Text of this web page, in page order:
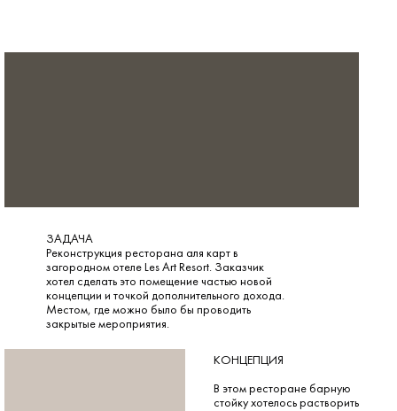
ЗАДАЧА
Реконструкция ресторана аля карт в
загородном отеле Les Art Resort. Заказчик
хотел сделать это помещение частью новой
концепции и точкой дополнительного дохода.
Местом, где можно было бы проводить
закрытые мероприятия.
КОНЦЕПЦИЯ
В этом ресторане барную
стойку хотелось растворить